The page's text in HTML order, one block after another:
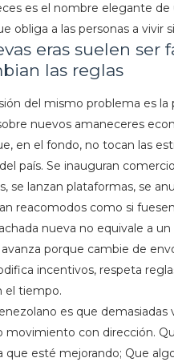
es el nombre elegante de
obliga a las personas a vivir
eras suelen ser
las reglas
del mismo problema es la
nuevos amaneceres
en el fondo, no tocan las
país. Se inauguran
se lanzan plataformas, se
reacomodos como si
nueva no equivale a
avanza porque cambie de
incentivos, respeta
el tiempo.
es que demasiadas
movimiento con dirección.
que esté mejorando; Que